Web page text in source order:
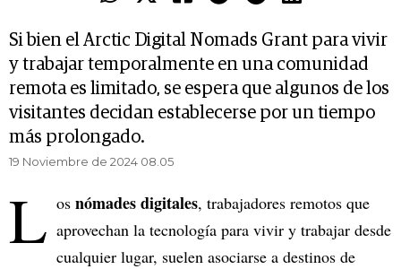
Si bien el Arctic Digital Nomads Grant para vivir
y trabajar temporalmente en una comunidad
remota es limitado, se espera que algunos de los
visitantes decidan establecerse por un tiempo
más prolongado.
19 Noviembre de 2024 08.05
L os nómades digitales, trabajadores remotos que
aprovechan la tecnología para vivir y trabajar desde
cualquier lugar, suelen asociarse a destinos de